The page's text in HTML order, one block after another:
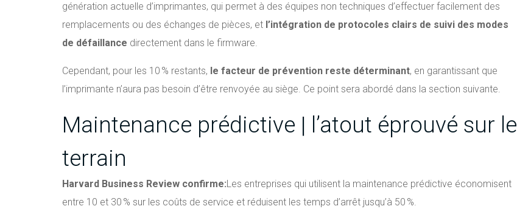
génération actuelle d’imprimantes, qui permet à des équipes non techniques d’effectuer facilement des
remplacements ou des échanges de pièces, et l’intégration de protocoles clairs de suivi des modes
de défaillance directement dans le firmware.
Cependant, pour les 10 % restants, le facteur de prévention reste déterminant, en garantissant que
l’imprimante n’aura pas besoin d’être renvoyée au siège. Ce point sera abordé dans la section suivante.
Maintenance prédictive | l’atout éprouvé sur le
terrain
Harvard Business Review confirme:Les entreprises qui utilisent la maintenance prédictive économisent
entre 10 et 30 % sur les coûts de service et réduisent les temps d’arrêt jusqu’à 50 %.